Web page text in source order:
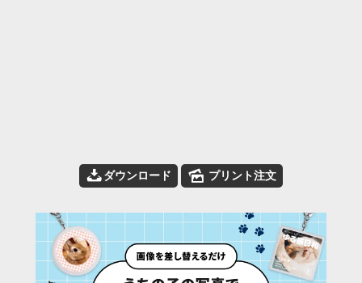
📥ダウンロード 🌄 プリント注文